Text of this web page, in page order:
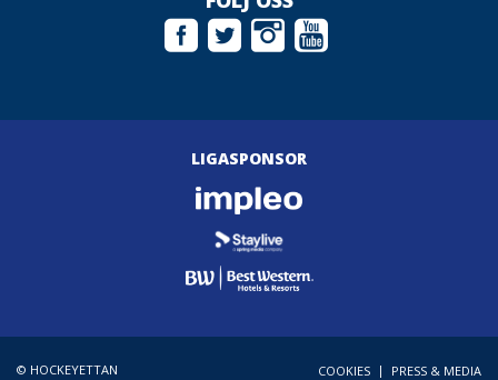
LIGASPONSOR
© HOCKEYETTAN COOKIES | PRESS & MEDIA